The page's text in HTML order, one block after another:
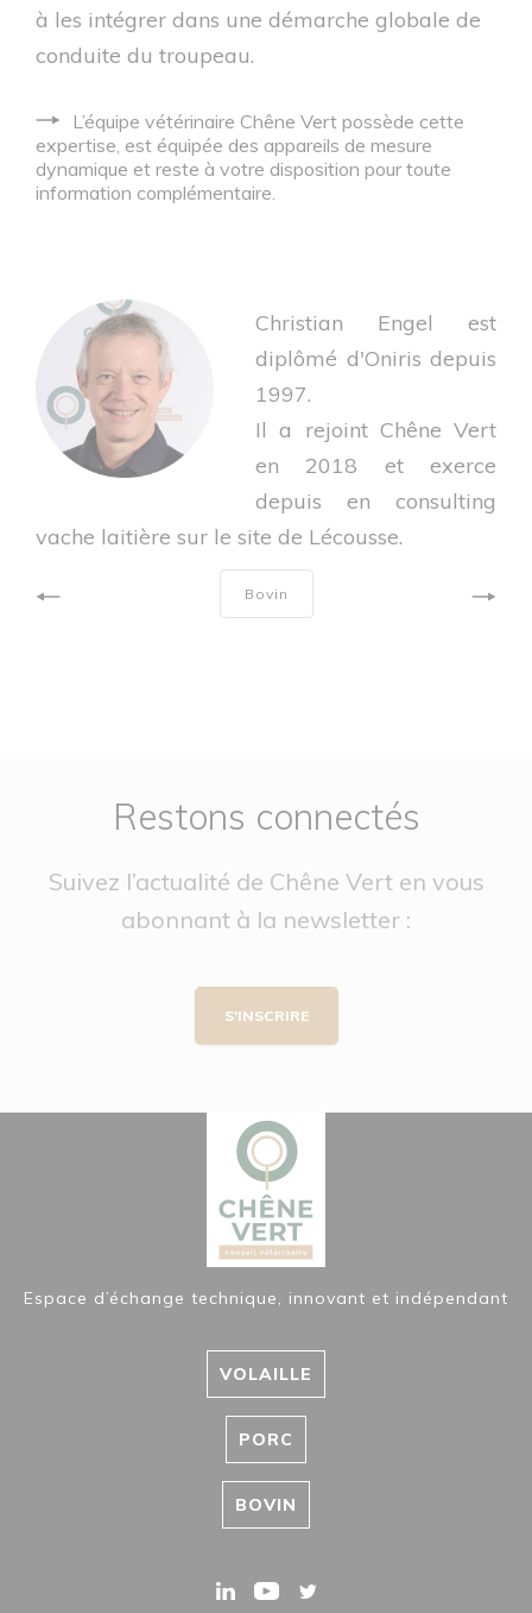
à les intégrer dans une démarche globale de
conduite du troupeau.
L’équipe vétérinaire Chêne Vert possède cette
expertise, est équipée des appareils de mesure
dynamique et reste à votre disposition pour toute
information complémentaire.
Christian Engel est
diplômé d'Oniris depuis
1997.
Il a rejoint Chêne Vert
en 2018 et exerce
depuis en consulting
vache laitière sur le site de Lécousse.
Bovin
Restons connectés
Suivez l’actualité de Chêne Vert en vous
abonnant à la newsletter :
S'INSCRIRE
Espace d’échange technique, innovant et indépendant
VOLAILLE
PORC
BOVIN